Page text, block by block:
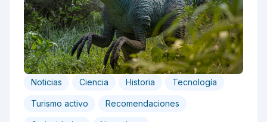
Noticias Ciencia Historia Tecnología
Turismo activo Recomendaciones